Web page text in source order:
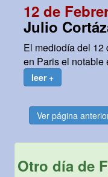
12 de
Julio
El mediodía del 12
en Paris el notable
leer +
Ver página
Otro día de